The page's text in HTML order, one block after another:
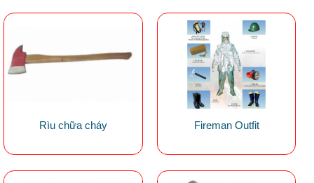
Rìu chữa cháy Fireman Outfit